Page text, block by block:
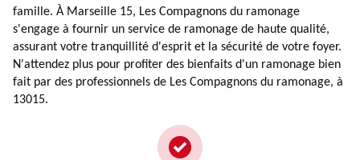
famille. À Marseille 15, Les Compagnons du ramonage
s'engage à fournir un service de ramonage de haute qualité,
assurant votre tranquillité d'esprit et la sécurité de votre foyer.
N'attendez plus pour profiter des bienfaits d'un ramonage bien
fait par des professionnels de Les Compagnons du ramonage, à
13015.